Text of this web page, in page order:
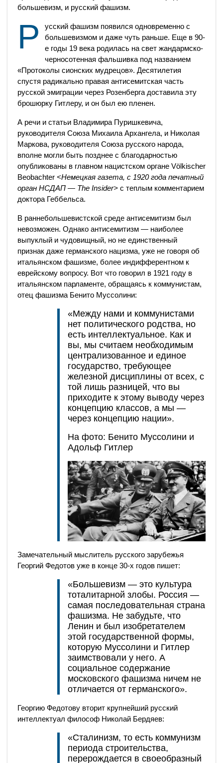
большевизм, и русский фашизм.
Р
усский фашизм появился одновременно с
большевизмом и даже чуть раньше. Еще в 90-
е годы 19 века родилась на свет жандармско-
черносотенная фальшивка под названием
«Протоколы сионских мудрецов». Десятилетия
спустя радикально правая антисемитская часть
русской эмиграции через Розенберга доставила эту
брошюрку Гитлеру, и он был ею пленен.
А речи и статьи Владимира Пуришкевича,
руководителя Союза Михаила Архангела, и Николая
Маркова, руководителя Союза русского народа,
вполне могли быть позднее с благодарностью
опубликованы в главном нацистском органе Völkischer
Beobachter <Немецкая газета, с 1920 года печатный
орган НСДАП — The Insider> с теплым комментарием
доктора Геббельса.
В раннебольшевистской среде антисемитизм был
невозможен. Однако антисемитизм — наиболее
выпуклый и чудовищный, но не единственный
признак даже германского нацизма, уже не говоря об
итальянском фашизме, более индифферентном к
еврейскому вопросу. Вот что говорил в 1921 году в
итальянском парламенте, обращаясь к коммунистам,
отец фашизма Бенито Муссолини:
«Между нами и коммунистами
нет политического родства, но
есть интеллектуальное. Как и
вы, мы считаем необходимым
централизованное и единое
государство, требующее
железной дисциплины от всех, с
той лишь разницей, что вы
приходите к этому выводу через
концепцию классов, а мы —
через концепцию нации».
На фото: Бенито Муссолини и
Адольф Гитлер
Замечательный мыслитель русского зарубежья
Георгий Федотов уже в конце 30-х годов пишет:
«Большевизм — это культура
тоталитарной злобы. Россия —
самая последовательная страна
фашизма. Не забудьте, что
Ленин и был изобретателем
этой государственной формы,
которую Муссолини и Гитлер
заимствовали у него. А
социальное содержание
московского фашизма ничем не
отличается от германского».
Георгию Федотову вторит крупнейший русский
интеллектуал философ Николай Бердяев:
«Сталинизм, то есть коммунизм
периода строительства,
перерождается в своеобразный